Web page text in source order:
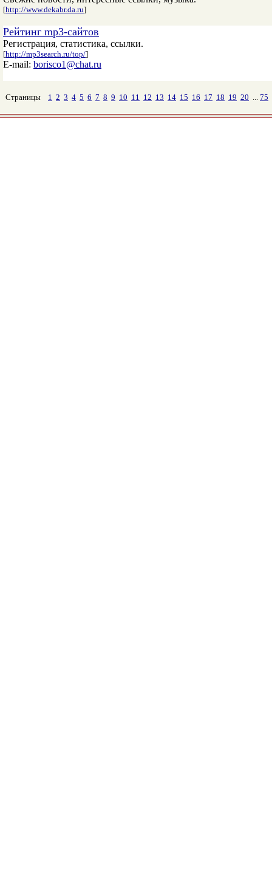
[http://www.dekabr.da.ru]
Рейтинг mp3-сайтов
Регистрация, статистика, ссылки.
[http://mp3search.ru/top/]
E-mail: borisco1@chat.ru
Страницы 1 2 3 4 5 6 7 8 9 10 11 12 13 14 15 16 17 18 19 20 ... 75